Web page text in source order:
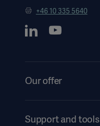
+46 10 335 5640
Our offer
Services
Support and tools